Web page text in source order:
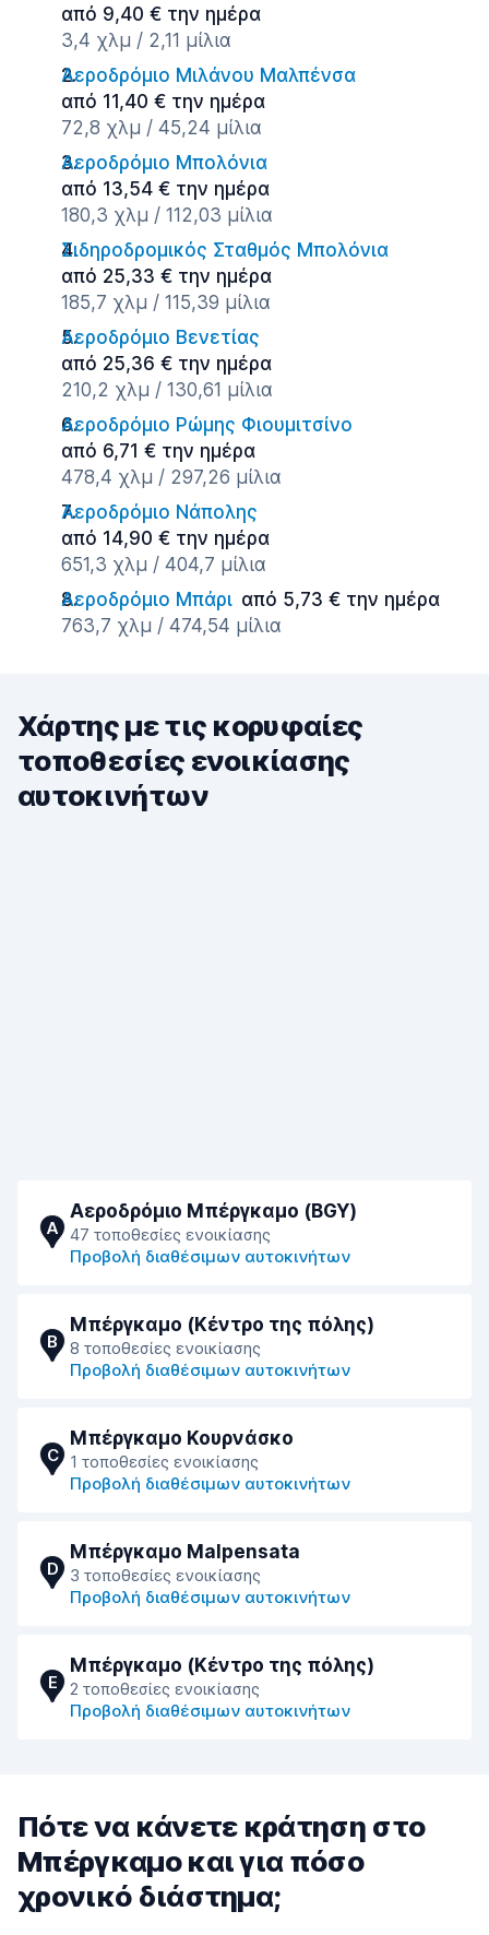
από 9,40 € την ημέρα
3,4 χλμ / 2,11 μίλια
Αεροδρόμιο Μιλάνου Μαλπένσα
από 11,40 € την ημέρα
72,8 χλμ / 45,24 μίλια
Αεροδρόμιο Μπολόνια
από 13,54 € την ημέρα
180,3 χλμ / 112,03 μίλια
Σιδηροδρομικός Σταθμός Μπολόνια
από 25,33 € την ημέρα
185,7 χλμ / 115,39 μίλια
Αεροδρόμιο Βενετίας
από 25,36 € την ημέρα
210,2 χλμ / 130,61 μίλια
Αεροδρόμιο Ρώμης Φιουμιτσίνο
από 6,71 € την ημέρα
478,4 χλμ / 297,26 μίλια
Αεροδρόμιο Νάπολης
από 14,90 € την ημέρα
651,3 χλμ / 404,7 μίλια
Αεροδρόμιο Μπάρι από 5,73 € την ημέρα
763,7 χλμ / 474,54 μίλια
Χάρτης με τις κορυφαίες
τοποθεσίες ενοικίασης
αυτοκινήτων
A
Αεροδρόμιο Μπέργκαμο (BGY)
47 τοποθεσίες ενοικίασης
Προβολή διαθέσιμων αυτοκινήτων
B
Μπέργκαμο (Κέντρο της πόλης)
8 τοποθεσίες ενοικίασης
Προβολή διαθέσιμων αυτοκινήτων
C
Μπέργκαμο Κουρνάσκο
1 τοποθεσίες ενοικίασης
Προβολή διαθέσιμων αυτοκινήτων
D
Μπέργκαμο Malpensata
3 τοποθεσίες ενοικίασης
Προβολή διαθέσιμων αυτοκινήτων
E
Μπέργκαμο (Κέντρο της πόλης)
2 τοποθεσίες ενοικίασης
Προβολή διαθέσιμων αυτοκινήτων
Πότε να κάνετε κράτηση στο
Μπέργκαμο και για πόσο
χρονικό διάστημα;